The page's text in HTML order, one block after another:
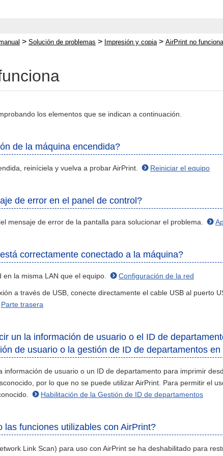
> Solución de problemas > Impresión y copia > AirPrint no funciona
los elementos que se indican a continuación.
de la máquina encendida?
reiníciela y vuelva a probar AirPrint. Reiniciar el equipo
de error en el panel de control?
mensaje de error de la pantalla para solucionar el problema.
correctamente conectado a la máquina?
la misma LAN que el equipo. Configuración de la red
a través de USB, conecte directamente el cable USB al puerto
Parte trasera
un la información de usuario o el ID de
de usuario o la gestión de ID de departamentos en
información de usuario o un ID de departamento para imprimir
por lo que no se puede utilizar AirPrint. Para permitir el
Habilitación de la Gestión de ID de departamentos
las funciones utilizables con AirPrint?
Link Scan) para uso con AirPrint se ha deshabilitado para